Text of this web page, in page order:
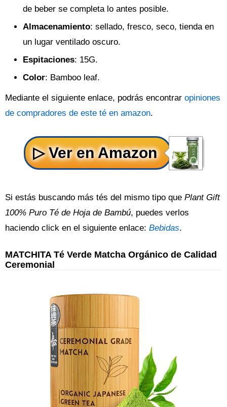
de beber se completa lo antes posible.
Almacenamiento: sellado, fresco, seco, tienda en
un lugar ventilado oscuro.
Espitaciones: 15G.
Color: Bamboo leaf.
Mediante el siguiente enlace, podrás encontrar opiniones
de compradores de este té en amazon.
Si estás buscando más tés del mismo tipo que Plant Gift
100% Puro Té de Hoja de Bambú, puedes verlos
haciendo click en el siguiente enlace: Bebidas.
MATCHITA Té Verde Matcha Orgánico de Calidad
Ceremonial